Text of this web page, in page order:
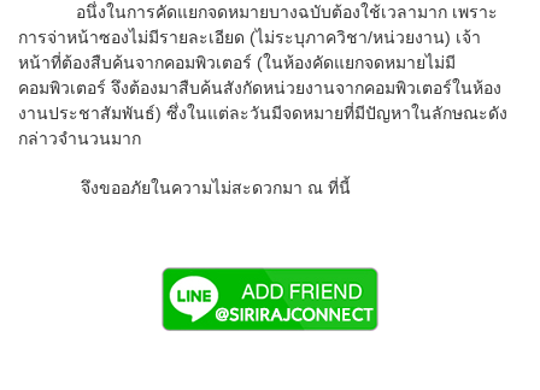
อนึ่งในการคัดแยกจดหมายบางฉบับต้องใช้เวลามาก เพราะ
การจ่าหน้าซองไม่มีรายละเอียด (ไม่ระบุภาควิชา/หน่วยงาน) เจ้า
หน้าที่ต้องสืบค้นจากคอมพิวเตอร์ (ในห้องคัดแยกจดหมายไม่มี
คอมพิวเตอร์ จึงต้องมาสืบค้นสังกัดหน่วยงานจากคอมพิวเตอร์ในห้อง
งานประชาสัมพันธ์) ซึ่งในแต่ละวันมีจดหมายที่มีปัญหาในลักษณะดัง
กล่าวจำนวนมาก
จึงขออภัยในความไม่สะดวกมา ณ ที่นี้